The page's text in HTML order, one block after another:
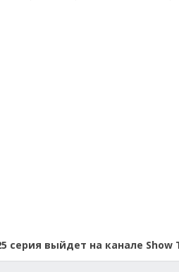
серия выйдет на канале Show